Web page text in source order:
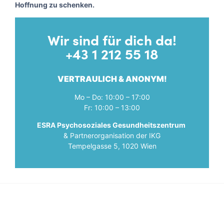
Hoffnung zu schenken.
Wir sind für dich da!
+43 1 212 55 18
VERTRAULICH & ANONYM!
Mo – Do: 10:00 – 17:00
Fr: 10:00 – 13:00
ESRA Psychosoziales Gesundheitszentrum
& Partnerorganisation der IKG
Tempelgasse 5, 1020 Wien